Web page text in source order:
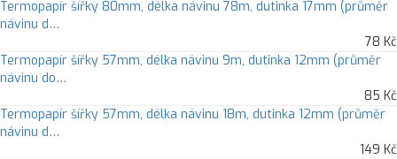
Termopapír šířky 80mm, délka návinu 78m, dutinka 17mm (průměr
návinu d…
78 Kč
Termopapír šířky 57mm, délka návinu 9m, dutinka 12mm (průměr
návinu do…
85 Kč
Termopapír šířky 57mm, délka návinu 18m, dutinka 12mm (průměr
návinu d…
149 Kč